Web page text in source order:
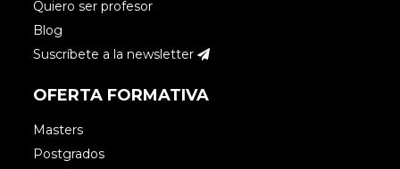
Quiero ser profesor
Blog
Suscríbete a la newsletter
OFERTA FORMATIVA
Masters
Postgrados